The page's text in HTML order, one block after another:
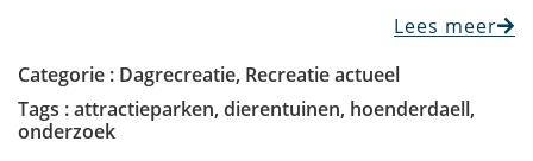
Lees meer
Categorie : Dagrecreatie, Recreatie actueel
Tags :attractieparken, dierentuinen, hoenderdaell,
onderzoek